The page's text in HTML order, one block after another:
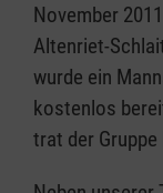
November
Altenriet-
wurde ein
kostenlos
trat der Gruppe